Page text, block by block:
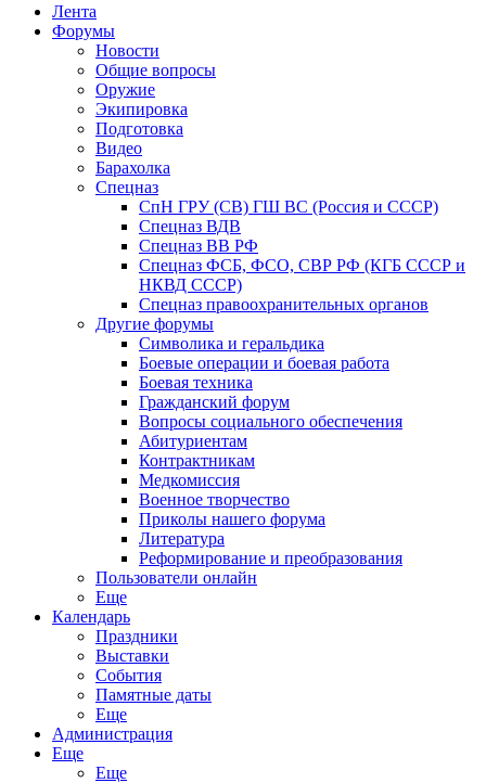
Лента
Форумы
Новости
Общие вопросы
Оружие
Экипировка
Подготовка
Видео
Барахолка
Спецназ
СпН ГРУ (СВ) ГШ ВС (Россия и СССР)
Спецназ ВДВ
Спецназ ВВ РФ
Спецназ ФСБ, ФСО, СВР РФ (КГБ СССР и
НКВД СССР)
Спецназ правоохранительных органов
Другие форумы
Символика и геральдика
Боевые операции и боевая работа
Боевая техника
Гражданский форум
Вопросы социального обеспечения
Абитуриентам
Контрактникам
Медкомиссия
Военное творчество
Приколы нашего форума
Литература
Реформирование и преобразования
Пользователи онлайн
Еще
Календарь
Праздники
Выставки
События
Памятные даты
Еще
Администрация
Еще
Еще